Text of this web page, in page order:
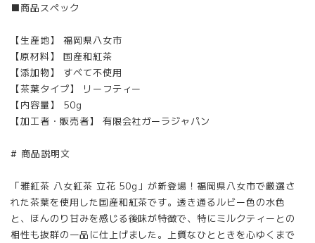
■商品スペック
【生産地】 福岡県八女市
【原材料】 国産和紅茶
【添加物】 すべて不使用
【茶葉タイプ】 リーフティー
【内容量】 50g
【加工者・販売者】 有限会社ガーラジャパン
# 商品説明文
「雅紅茶 八女紅茶 立花 50g」が新登場！福岡県八女市で厳選さ
れた茶葉を使用した国産和紅茶です。透き通るルビー色の水色
と、ほんのり甘みを感じる後味が特徴で、特にミルクティーとの
相性も抜群の一品に仕上げました。上質なひとときを心ゆくまで